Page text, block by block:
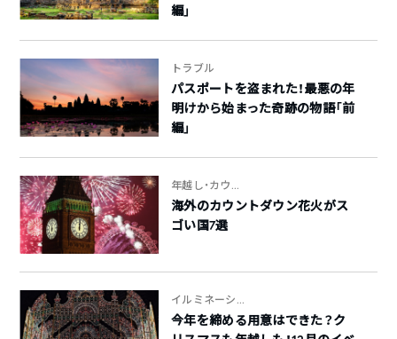
編」
トラブル
パスポートを盗まれた！最悪の年
明けから始まった奇跡の物語「前
編」
年越し・カウ...
海外のカウントダウン花火がス
ゴい国7選
イルミネーシ...
今年を締める用意はできた？ク